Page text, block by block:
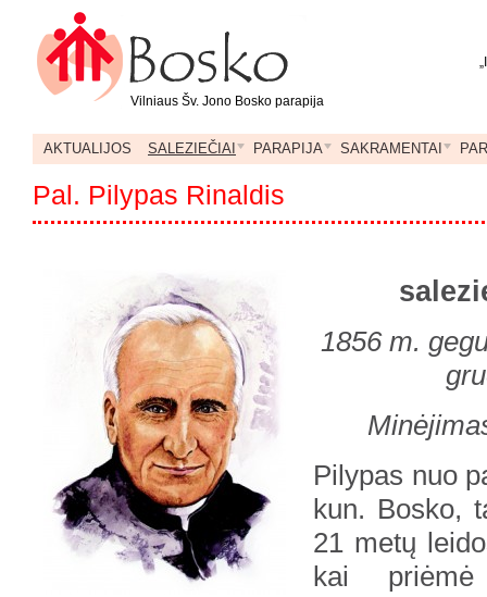
Vilniaus Šv. Jono Bosko parapija
AKTUALIJOS SALEZIEČIAI PARAPIJA SAKRAMENTAI
Pal. Pilypas Rinaldis
1856 m.
Pilypas nuo
kun. Bosko,
21 metų
kai